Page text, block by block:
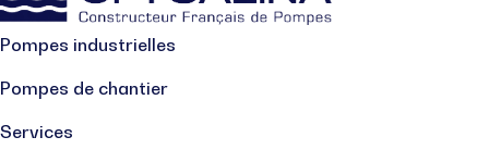
Pompes industrielles
Pompes de chantier
Services